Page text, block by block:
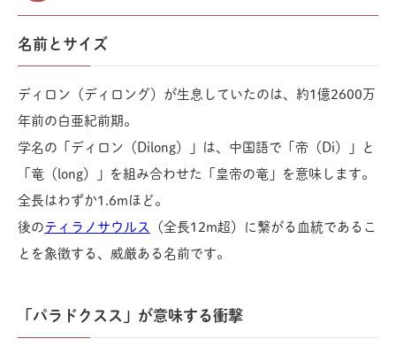
名前とサイズ
ディロン（ディロング）が生息していたのは、約1億2600万
年前の白亜紀前期。
学名の「ディロン（Dilong）」は、中国語で「帝（Di）」と
「竜（long）」を組み合わせた「皇帝の竜」を意味します。
全長はわずか1.6mほど。
後のティラノサウルス
（全長12m超）に繋がる血統であるこ
とを象徴する、威厳ある名前です。
「パラドクスス」が意味する衝撃